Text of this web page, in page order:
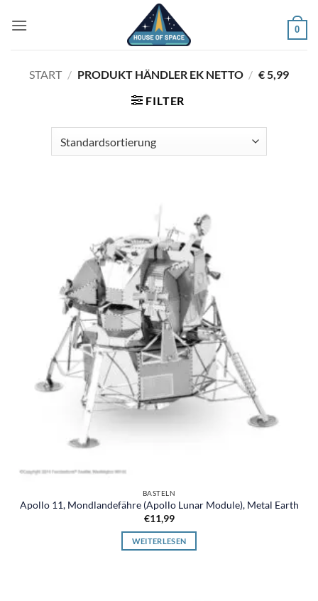
Inhalt
0
START / PRODUKT HÄNDLER EK NETTO / € 5,99
FILTER
BASTELN
Apollo 11, Mondlandefähre (Apollo Lunar Module), Metal Earth
€11,99
WEITERLESEN